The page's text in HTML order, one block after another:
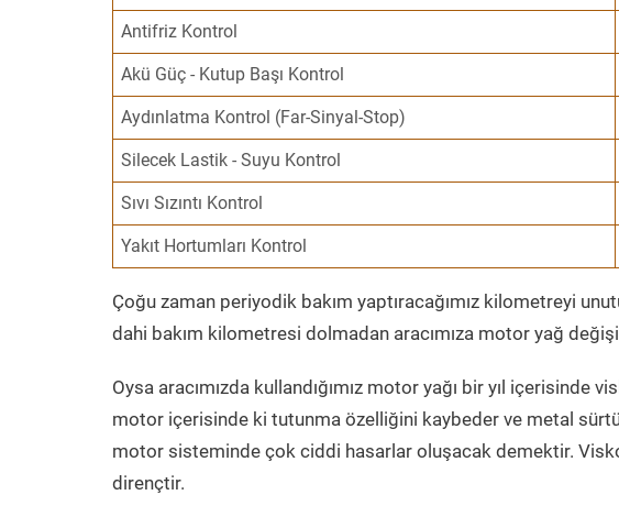
Antifriz Kontrol
Akü Güç - Kutup Başı Kontrol
Aydınlatma Kontrol (Far-Sinyal-Stop)
Silecek Lastik - Suyu Kontrol
Sıvı Sızıntı Kontrol
Yakıt Hortumları Kontrol
Çoğu zaman periyodik bakım yaptıracağımız kilometreyi
dahi bakım kilometresi dolmadan aracımıza motor yağ
Oysa aracımızda kullandığımız motor yağı bir yıl
motor içerisinde ki tutunma özelliğini kaybeder ve metal
motor sisteminde çok ciddi hasarlar oluşacak demektir.
dirençtir.